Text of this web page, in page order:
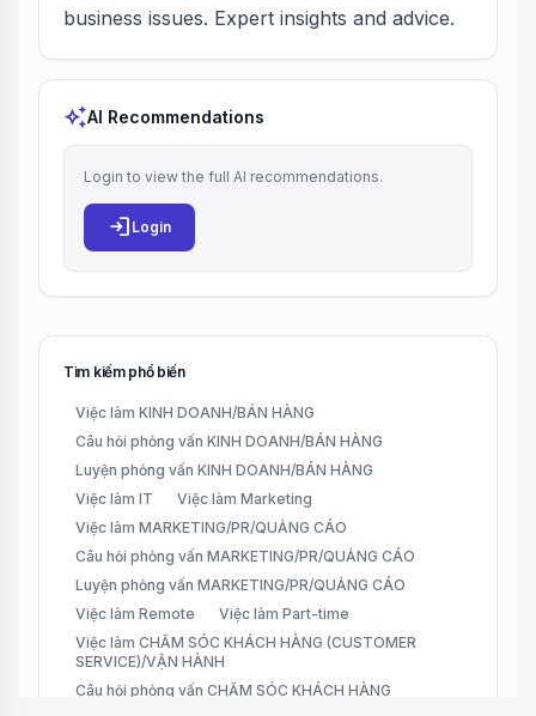
business issues. Expert insights and advice.
auto_awesomeAI Recommendations
Login to view the full AI recommendations.
login Login
Tìm kiếm phổ biến
Việc làm KINH DOANH/BÁN HÀNG
Câu hỏi phỏng vấn KINH DOANH/BÁN HÀNG
Luyện phỏng vấn KINH DOANH/BÁN HÀNG
Việc làm IT
Việc làm Marketing
Việc làm MARKETING/PR/QUẢNG CÁO
Câu hỏi phỏng vấn MARKETING/PR/QUẢNG CÁO
Luyện phỏng vấn MARKETING/PR/QUẢNG CÁO
Việc làm Remote
Việc làm Part-time
Việc làm CHĂM SÓC KHÁCH HÀNG (CUSTOMER
SERVICE)/VẬN HÀNH
Câu hỏi phỏng vấn CHĂM SÓC KHÁCH HÀNG